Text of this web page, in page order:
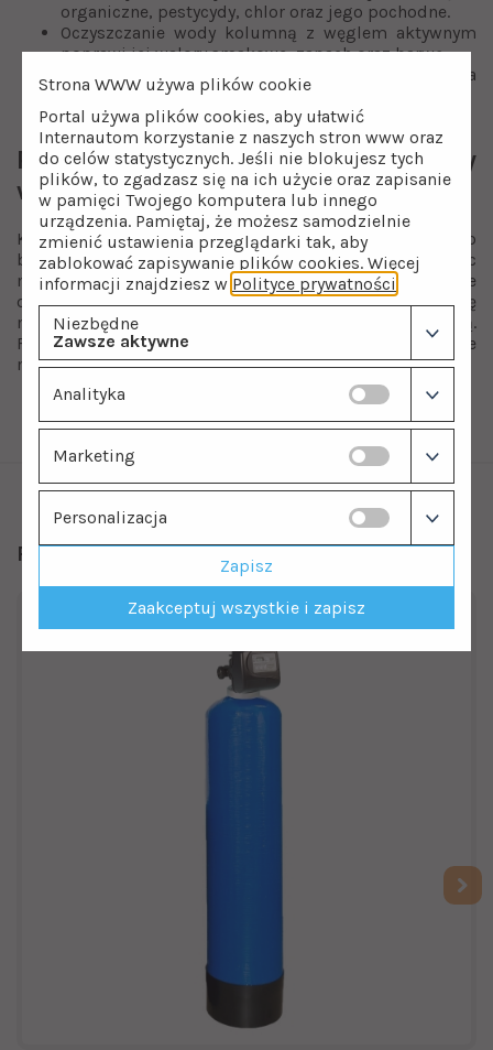
organiczne, pestycydy, chlor oraz jego pochodne.
Oczyszczanie wody kolumną z węglem aktywnym
poprawi jej walory smakowe, zapach oraz barwę.
O dobrej jakości i bezpieczeństwie użytkowania
kolumny BNT 631M 15l świadczy atest PZH.
Otrzymujesz od nas 10 lat gwarancji!
Porady dotyczące montażu kolumny
węglowej BNT 631M 15l
Kolumnę węglową zamontuj w punkcie wejścia wody do
budynku mieszkalnego. Przed przystąpieniem do prac
montażowych zadbaj o to, aby zapewnić kolumnie
odpływ do kanalizacji. W celach ochronnych zaleca się
montaż filtra mechanicznego przed kolumną węglową.
Filtry mechaniczne przechwytują zanieczyszczenia, które
mogą naruszyć właściwą pracę kolumny węglowej.
Polecamy również
Strona WWW używa plików cookie
Portal używa plików cookies, aby ułatwić
Internautom korzystanie z naszych stron www oraz
do celów statystycznych. Jeśli nie blokujesz tych
plików, to zgadzasz się na ich użycie oraz zapisanie
w pamięci Twojego komputera lub innego
urządzenia. Pamiętaj, że możesz samodzielnie
zmienić ustawienia przeglądarki tak, aby
zablokować zapisywanie plików cookies. Więcej
informacji znajdziesz w Polityce prywatności
Niezbędne
Zawsze aktywne
Analityka
Marketing
Personalizacja
Zapisz
Zaakceptuj wszystkie i zapisz